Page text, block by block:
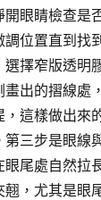
眼睛檢查是
位置直到找
擇窄版透明
出的摺線處
這樣做出來
三步是眼線
尾處自然拉
，尤其是眼